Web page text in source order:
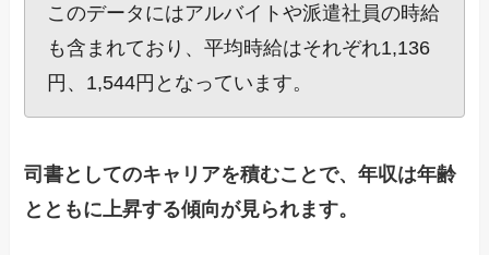
このデータにはアルバイトや派遣社員の時給
も含まれており、平均時給はそれぞれ1,136
円、1,544円となっています。
司書としてのキャリアを積むことで、年収は年齢
とともに上昇する傾向が見られます。